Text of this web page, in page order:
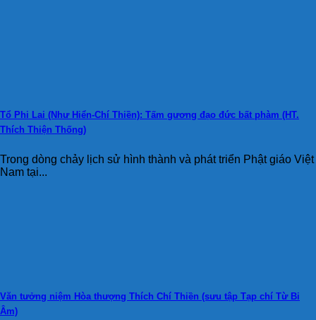
Tổ Phi Lai (Như Hiển-Chí Thiền): Tấm gương đạo đức bất phàm (HT.
Thích Thiện Thống)
Trong dòng chảy lịch sử hình thành và phát triển Phật giáo Việt
Nam tại...
Văn tưởng niệm Hòa thượng Thích Chí Thiền (sưu tập Tạp chí Từ Bi
Âm)